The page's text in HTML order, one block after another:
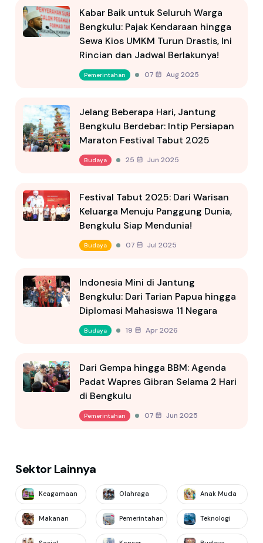
Kabar Baik untuk Seluruh Warga
Bengkulu: Pajak Kendaraan hingga
Sewa Kios UMKM Turun Drastis, Ini
Rincian dan Jadwal Berlakunya!
Pemerintahan 07 Aug 2025
Jelang Beberapa Hari, Jantung
Bengkulu Berdebar: Intip Persiapan
Maraton Festival Tabut 2025
Budaya 25 Jun 2025
Festival Tabut 2025: Dari Warisan
Keluarga Menuju Panggung Dunia,
Bengkulu Siap Mendunia!
Budaya 07 Jul 2025
Indonesia Mini di Jantung
Bengkulu: Dari Tarian Papua hingga
Diplomasi Mahasiswa 11 Negara
Budaya 19 Apr 2026
Dari Gempa hingga BBM: Agenda
Padat Wapres Gibran Selama 2 Hari
di Bengkulu
Pemerintahan 07 Jun 2025
Sektor Lainnya
Keagamaan Olahraga Anak Muda
Makanan Pemerintahan Teknologi